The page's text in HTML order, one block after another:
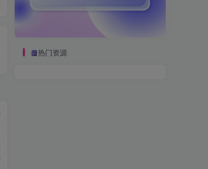
数字人2.0，2024下半年最火项目，无限免费生成视频，可实现任何场景，用任何形象，任何声音，说任何话，5分钟生成一条原创口播视频。
热门资源